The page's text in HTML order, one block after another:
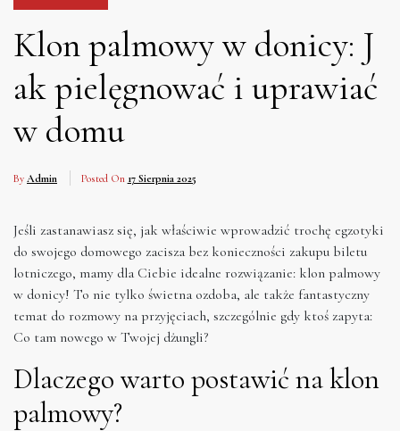
Klon palmowy w donicy: J
ak pielęgnować i uprawiać
w domu
By Admin Posted On 17 Sierpnia 2025
Jeśli zastanawiasz się, jak właściwie wprowadzić trochę egzotyki
do swojego domowego zacisza bez konieczności zakupu biletu
lotniczego, mamy dla Ciebie idealne rozwiązanie: klon palmowy
w donicy! To nie tylko świetna ozdoba, ale także fantastyczny
temat do rozmowy na przyjęciach, szczególnie gdy ktoś zapyta:
Co tam nowego w Twojej dżungli?
Dlaczego warto postawić na klon
palmowy?